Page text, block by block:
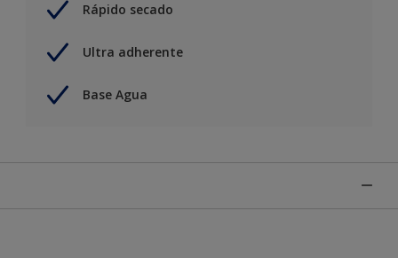
Rápido secado
Ultra adherente
Base Agua